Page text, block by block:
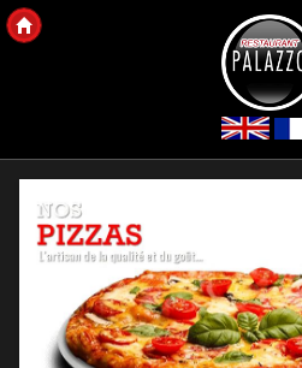
Copyright 2013 Des-Click Com